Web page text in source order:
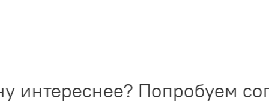
интереснее? Попробуем